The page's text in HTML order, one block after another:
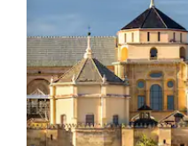
usando as seta para cima e